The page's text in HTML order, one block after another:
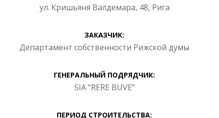
ул. Кришьяня Валдемара, 48, Рига
ЗАКАЗЧИК:
Департамент собственности Рижской думы
ГЕНЕРАЛЬНЫЙ ПОДРЯДЧИК:
SIA “RERE BUVE”
ПЕРИОД СТРОИТЕЛЬСТВА: